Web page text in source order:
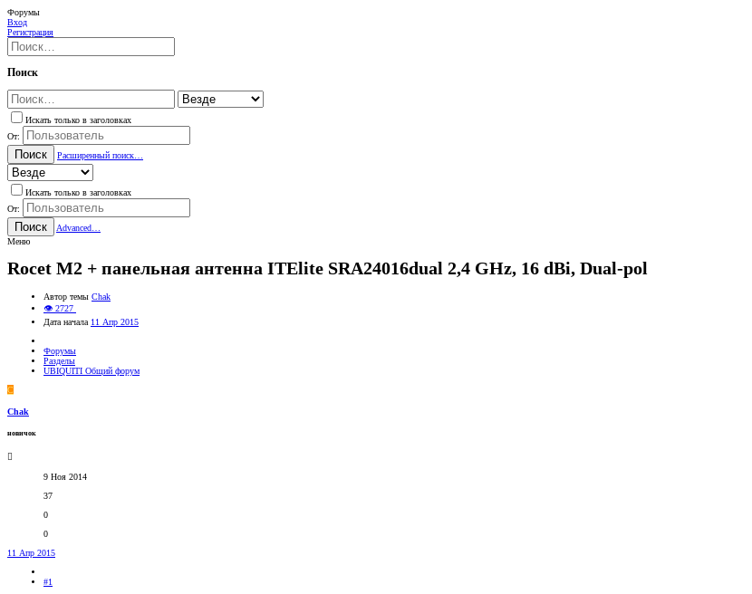
Форумы
Вход
Регистрация
Поиск
Искать только в заголовках
От:
Поиск Расширенный поиск…
Искать только в заголовках
От:
Поиск
Advanced…
Меню
Rocet M2 + панельная антенна ITElite SRA24016dual 2,4 GHz, 16 dBi, Dual-pol
Автор темы Chak
👁 2727
Дата начала 11 Апр 2015
Форумы
Разделы
UBIQUITI Общий форум
C
Chak
новичок
9 Ноя 2014
37
0
0
11 Апр 2015
#1